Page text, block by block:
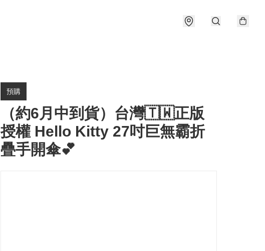
預購
（約6月中到貨）台灣🇹🇼正版
授權 Hello Kitty 27吋巨無霸折
疊手開傘💕